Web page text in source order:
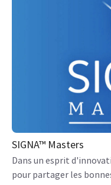
SIGNA™ Masters
Dans un esprit
pour partager les